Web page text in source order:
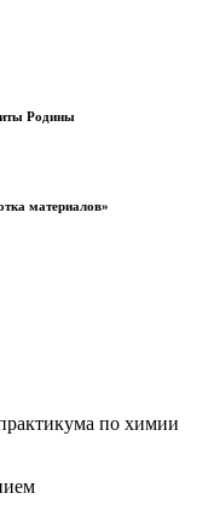
Родины
материалов»
по химии